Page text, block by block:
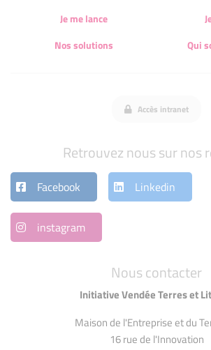
Nous contacter
Initiative Vendée Terres et
Maison de l'Entreprise et du
16 rue de l'Innovation
Je me lance
Nos solutions
Qui
Accès intranet
Retrouvez nous sur nos
Facebook Linkedin
instagram